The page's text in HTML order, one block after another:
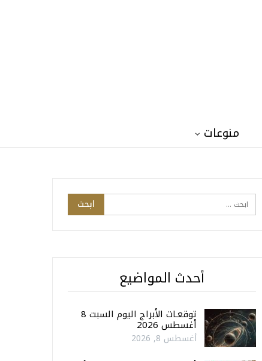
منوعات
أحدث المواضيع
توقعـات الأبراج اليوم السبت 8
أغسطس 2026
أغسطس 8, 2026